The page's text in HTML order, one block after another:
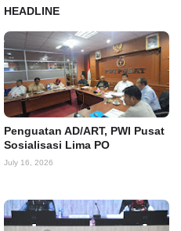
HEADLINE
Penguatan AD/ART, PWI Pusat
Sosialisasi Lima PO
July 16, 2026